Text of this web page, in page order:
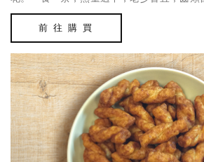
前 往 購 買